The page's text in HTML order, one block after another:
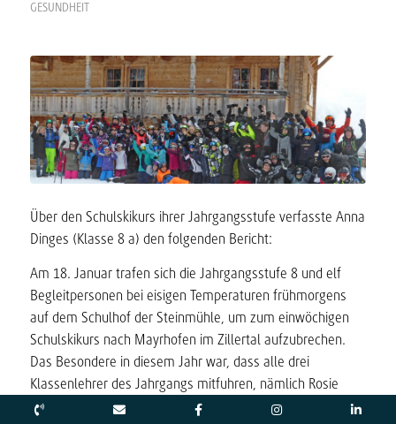
GESUNDHEIT
Über den Schulskikurs ihrer Jahrgangsstufe verfasste Anna
Dinges (Klasse 8 a) den folgenden Bericht:
Am 18. Januar trafen sich die Jahrgangsstufe 8 und elf
Begleitpersonen bei eisigen Temperaturen frühmorgens
auf dem Schulhof der Steinmühle, um zum einwöchigen
Schulskikurs nach Mayrhofen im Zillertal aufzubrechen.
Das Besondere in diesem Jahr war, dass alle drei
Klassenlehrer des Jahrgangs mitfuhren, nämlich Rosie
Boebel, Gisela Opper und Frank Wemme. Das war davor